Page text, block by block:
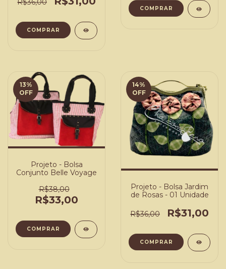
R$36,00
COMPRAR
COMPRAR
13%
OFF
Projeto - Bolsa
Conjunto Belle Voyage
R$38,00
R$33,00
COMPRAR
14%
OFF
Projeto - Bolsa Jardim
de Rosas - 01 Unidade
R$36,00 R$31,00
COMPRAR